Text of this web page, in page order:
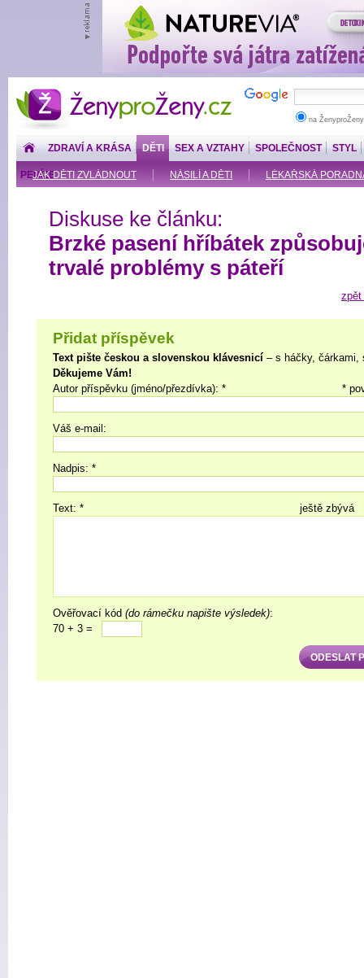
ŽenyproŽeny.cz
na
ZDRAVÍ A KRÁSA DĚTI
JAK DĚTI ZVLÁDNOUT NÁSILÍ A DĚTI LÉKAŘSKÁ
SEX A VZTAHY SPOLEČNOST STYL
PENÍZE
Diskuse ke článku:
Brzké pasení hříbátek
trvalé problémy s páteří
zpět
Přidat příspěvek
Text pište českou a slovenskou klávesnicí – s háčky, čárkami,
Děkujeme Vám!
*
Autor příspěvku (jméno/přezdívka): *
Váš e-mail:
Nadpis: *
ještě zbývá
Text: *
Ověřovací kód (do rámečku napište výsledek):
70 + 3 =